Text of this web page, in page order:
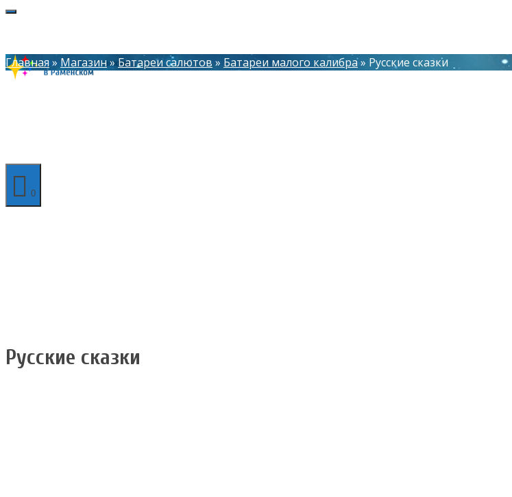
0
Главная» Магазин » Батареи салютов » Батареи малого калибра» Русские сказки
Русские сказки